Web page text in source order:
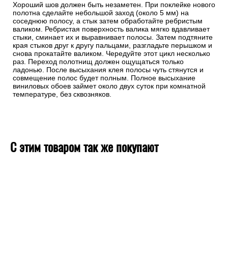
Хороший шов должен быть незаметен. При поклейке нового
полотна сделайте небольшой заход (около 5 мм) на
соседнюю полосу, а стык затем обработайте ребристым
валиком. Ребристая поверхность валика мягко вдавливает
стыки, сминает их и выравнивает полосы. Затем подтяните
края стыков друг к другу пальцами, разгладьте перышком и
снова прокатайте валиком. Чередуйте этот цикл несколько
раз. Переход полотнищ должен ощущаться только
ладонью. После высыхания клея полосы чуть стянутся и
совмещение полос будет полным. Полное высыхание
виниловых обоев займет около двух суток при комнатной
температуре, без сквозняков.
С этим товаром так же покупают